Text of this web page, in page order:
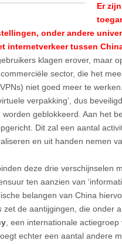
Er
onder andere
internetverkeer tussen
klagen erover, maar
sector, die het
niet goed meer te
verpakking’, dus
geblokkeerd. Aan het
Dit zal een aantal
en uit handen nemen
deze drie verschijnselen
ten aanzien van
belangen van China
zet de aantijgingen, die onder
, een internationale
echter een aantal andere